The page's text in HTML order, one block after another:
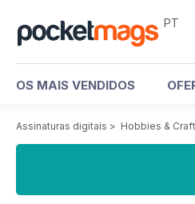
PT
OS MAIS VENDIDOS
Assinaturas digitais > Hobbies &